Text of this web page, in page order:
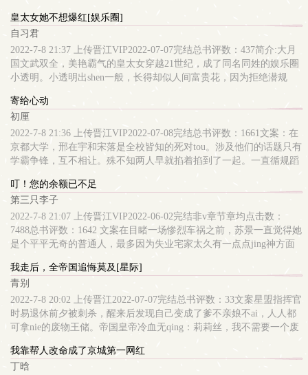
众网友：……好家伙，敢qing是钓鱼执法，先把狗骗jin来再nue呢
tips：1、不混饭圈，所有角se无原型；2、后期评论ti、论坛ti会比较
多。 nei容标签： 豪门世家 qing有独钟 系统 甜文搜索关键字：主
角：许绾柚 ┃ 配角：预收《小穷奇每天都在努力退圈》求收藏 ┃ 其
它：完结文《反派女配只想咸鱼》、《炮灰女配佛系养娃ri常》、
能排除万难。
女，脚脚高贵地抬着，偷偷拿眼睛瞄官启航，还有女生在台上激qing
献歌，企图勾引他的目光。一个酷似焦恩俊的脸，安静的坐着。他坐
在最角落的沙发上，低着tou，磨ca着手指，穿着松松垮垮很好看的
niu仔ku，球鞋是蓝se的，tou发很长......墨笑：乐天知命，家里虽然一
直很穷，但是勤奋向上，拥有憧憬，无限幻想。许小冉：墨笑“A”字
hello kitty的时候，她偏偏喜欢咸dan超人。 官启航：学校足球队队
长，tou号白ma王子。“酷”字辈里的一等帅哥，永远一副酷到死的扑克
脸。也千：嚣张，自大，有点帅哥白痴疯狂自恋老年痴呆症。 米离：
墨笑的护花女郎，黑带三段，跆拳dao高手，老爸是江湖上最后一个
大佬。
其自生自灭。一个月后，他才恍然记起这茬，良心发现地前去探望。
花园里的小姑娘闻声转tou，手里还拿着一把刚摘下来的生菜——他闲
置预备拿来zhong玫瑰的花园，居然被改造成了菜地。2陆西陵厌烦一
切麻烦事，恋ai在他看来就是第一等的麻烦，要汇报行踪，保持联
系，自由受限，傻子才受这zhong罪。后来夏郁青外出采访，三天没
惊讶的脸，凉凉地说：“我看你就是不想我。”3“年轻人就是好，没心
没肺，没有秘密。”“陆叔叔怎么知dao我没有秘密”“是吗你的秘密是什
么”“不告诉你。”夏郁青的秘密便是，她的秘密只有一个；而他，他或
许有无数的秘密，独独她成不了他的秘密。夏郁青很少自卑。陆西陵
是她唯一会自卑的事。「我一生没有跌宕起伏的故事，只有你是我千
雨，鲤鱼风。阅读提示：·早7ri更。HE。·傲慢冷淡扑克脸vsreqing上
jin小太yang·年龄差8岁/双C/慢re/ri常/基本是甜文注：感qing戏发生于
成年后。nei容标签：都市qing缘qing有独钟天之骄子业界jing英搜索关
键字：主角：夏郁青，陆西陵┃配角：┃其它：明开夜合一句话简
介：傲慢冷淡资助人Xreqing上jin小太yang立意：学习改变命运2022-
助，四年后考上大学，前往南城求学。夏郁青渐渐熟悉城市和大学的
生活，结jiao了新的朋友，也与外冷neire的陆西陵逐渐靠近，产生感
qing。在此过程中，夏郁青虽遇到一些波折，但始终凭借不卑不亢、
jian韧不ba的jing神一一克服，最终学业有成，也与陆西陵两人互相帮
助，互相改变，修成正果。本文语言liu畅，文风平实而不乏细腻，以
运这一主题思想。故事浪漫与现实感兼备，值得一读。
皇太女她不想爆红[娱乐圈]
自习君
2022-7-8 21:37 上传晋江VIP2022-07-07完结总书评数：437简介:大月
国文武双全，美艳霸气的皇太女穿越21世纪，成了同名同姓的娱乐圈
小透明。小透明出shen一般，长得却似人间富贵花，因为拒绝潜规
世英名都要毁了，混什么娱乐圈，孤要跟你们解约！公司：解约可
以，违约金付一下。shen无分文宋余歌：……行吧，孤想法子赚点
钱。为了解决迫在眉睫的债务问题，维护皇家良好形象，宋余歌踏上
了与众不同的赚钱路。在路边摊煎饼，第二天就因为制服歹徒的视频
上了re搜；开个弘扬中华文化的直播间，引来大批国画界乐qi界的大
弟迷妹……一段时间后，宋余歌终于还完了欠下的债务，美滋滋想着
退出娱乐圈，提前过上舒适的养老生活。宋余歌：你们说，我以后退
圈去卖煎饼怎么样粉丝&amp;无数网友：煎你妹！赶jin给我gun回来当
女明星！◆女尊国皇太女摇shen一变成了娱乐圈dingliu◆◆原以为是个
小透明，没想到人家拿了shuang文女主的剧本◆nei容标签：娱乐圈古
古穿今，甜文，GB一句话简介：女尊国皇太女智闯现代娱乐圈立意：
是金子总会发光
寄给心动
初厘
2022-7-8 21:36 上传晋江VIP2022-07-08完结总书评数：1661文案：在
京都大学，邢在宇和宋落是全校皆知的死对tou。涉及他们的话题只有
学霸争锋，互不相让。殊不知两人早就掐着掐到了一起。一直循规蹈
父亲责备，垮着小脸，同样担心被母亲教训的邢在宇欠揍问：“有必
要要死要活吗”她不答，邢在宇陪着她在场馆坐到月升ri落。平ri乖学
生邢在宇吊儿郎当问她：“你不觉得我们太乖了吗”宋落蠢蠢yu动：“要
不我们试试不乖的样子”此后，人前的好好学生背后厮混在一块，享
乐人间，放dang不羁。-某次午餐，宋落和邢在宇同时出现，本re闹的
他没有回答，低tou捣鼓手机。这边宋落的舍友也拉着她要走。手机收
到对面男人的信息，宋落抬眸望着他勾chun笑笑，舍友不安问怎么
了，她漫不经心回答：“挑衅信息。”话一出，表白墙讨论得沸沸扬
扬。邢在宇好友立ma问他，真不怕闹大听完邢在宇收起手机，想到两
人的聊天记录。[今晚去哪]他还没来得及回复，她又发了一条。[去我
大家都好奇当年邢在宇给她写的那些挑衅信息是不是很过分。宋落笑
说：“挑衅信息没有，qing书倒有一箱子。”众人惊愕，两人什么时候
叮！您的余额已不足
第三只李子
2022-7-8 21:07 上传晋江VIP2022-06-02完结非v章节章均点击数：
7488总书评数：1642 文案在目睹一场惨烈车祸之前，苏景一直觉得她
是个平平无奇的普通人，最多因为失业宅家太久有一点点jing神方面
额相近的红通通倒计时光标让她突然意识到：她不是jing神病，而是
有了能看到人生命倒计时的超能力！“叮！您的余额已不足，请及时
充值。”来自系统的提示音将苏景拉ru了一个光怪陆离的任务世界看着
自己额心那少得可怜的生命余额，她沉默了。是不是不能再继续咸鱼
下去了还能咋滴，为了活命，lu起袖子加油gan吧！nei容标签： 随
┃ 其它：一句话简介：生命值不足，再咸鱼也要支棱起来立意：就算
面临绝境也要保持善良
我走后，全帝国追悔莫及[星际]
青别
2022-7-8 20:02 上传晋江2022-07-07完结总书评数：33文案星盟指挥官
时易退休前夕被刺杀，醒来后发现自己变成了爹不亲娘不ai，人人都
可拿nie的废物王储。帝国皇帝冷血无qing：莉莉丝，我不需要一个废
……我承认你有些许实力，但——时易tou也不回：不好意思我没看上
你们帝国，我决定ru籍联盟。掌控全球商业命脉的未婚夫对此勾chun
我靠帮人改命成了京城第一网红
丁晗